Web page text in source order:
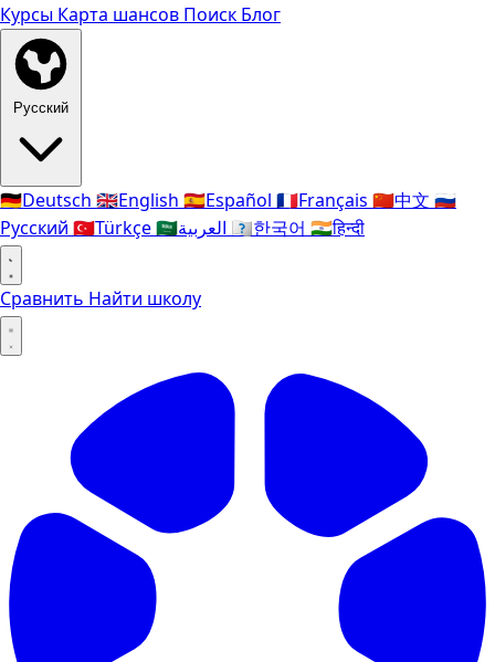
Курсы Карта шансов Поиск Блог
Русский
🇩🇪Deutsch 🇬🇧English 🇪🇸Español 🇫🇷Français 🇨🇳中文 🇷🇺
Русский 🇹🇷Türkçe🇸🇦 🇰🇷한국어 🇮🇳हिन्दी
Сравнить Найти школу